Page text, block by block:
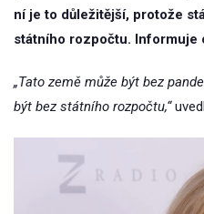
ní je to důležitější, protože
státního rozpočtu. Informuje
„Tato země může být bez
být bez státního rozpočtu,“